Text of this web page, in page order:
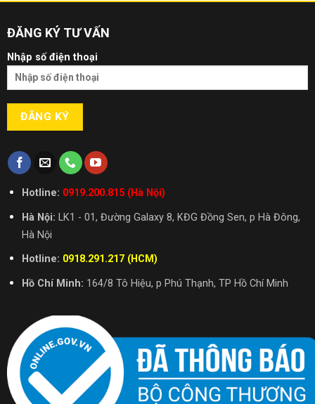
ĐĂNG KÝ TƯ VẤN
Nhập số điện thoại
Hotline: 0919.200.815 (Hà Nội)
Hà Nội: LK1 - 01, Đường Galaxy 8, KĐG Đồng Sen, p Hà Đông,
Hà Nội
Hotline: 0918.291.217 (HCM)
Hồ Chí Minh: 164/8 Tô Hiệu, p Phú Thạnh, TP Hồ Chí Minh